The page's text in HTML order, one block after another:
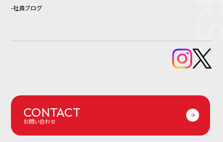
CONTACT
お問い合わせ
-社員ブログ